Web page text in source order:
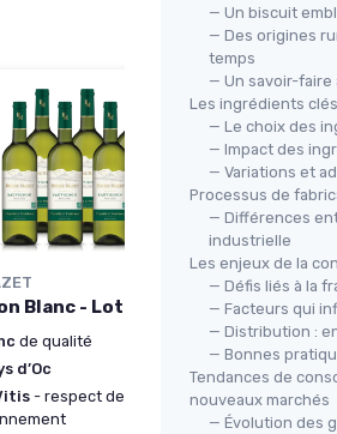
Blanc - Lot de 6
de qualité
d’Oc
- respect de
la
＋
＋
＋
— Un biscuit
— Des origines
temps
— Un savoir-faire
Les ingrédients
— Le choix des
— Impact des
— Variations et
Processus de
— Différences
industrielle
Les enjeux de la
— Défis liés à la
— Facteurs qui
— Distribution :
— Bonnes
Tendances de
nouveaux marchés
— Évolution des